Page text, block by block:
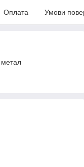
Оплата Умови